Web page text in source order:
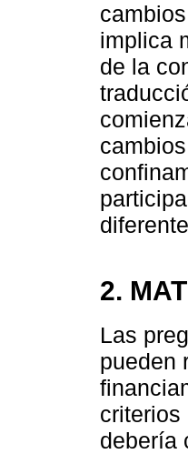
implica
de la
2.
Las
pueden
criterios
debería